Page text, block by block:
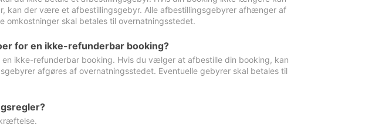
kan der være et afbestillingsgebyr. Alle afbestillingsgebyrer afhænger af
omkostninger skal betales til overnatningsstedet.
for en ikke-refunderbar booking?
ikke-refunderbar booking. Hvis du vælger at afbestille din booking, kan
afgøres af overnatningsstedet. Eventuelle gebyrer skal betales til